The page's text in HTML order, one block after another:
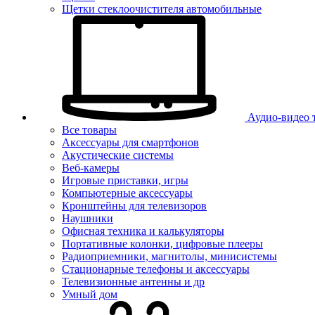
Щетки стеклоочистителя автомобильные
Аудио-видео
Все товары
Аксессуары для смартфонов
Акустические системы
Веб-камеры
Игровые приставки, игры
Компьютерные аксессуары
Кронштейны для телевизоров
Наушники
Офисная техника и калькуляторы
Портативные колонки, цифровые плееры
Радиоприемники, магнитолы, минисистемы
Стационарные телефоны и аксессуары
Телевизионные антенны и др
Умный дом